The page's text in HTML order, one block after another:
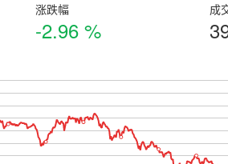
涨跌幅
-2.96 %
成